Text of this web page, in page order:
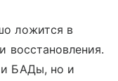
ложится в
восстановления.
БАДы, но и